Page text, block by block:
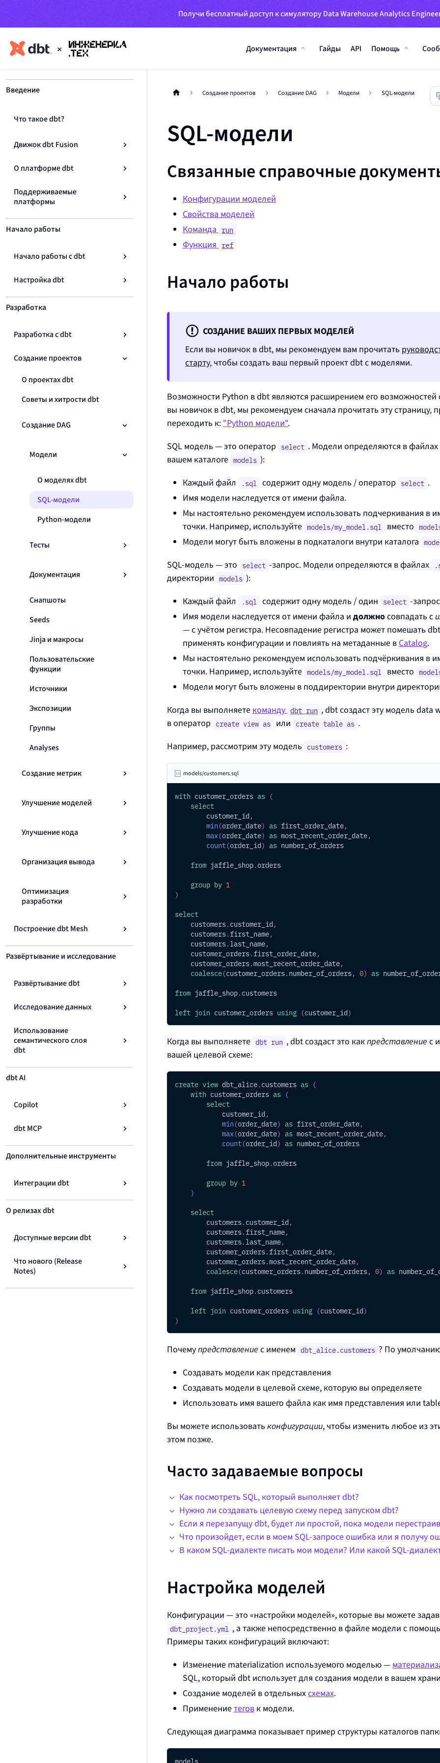
Получи бесплатный доступ к симулятору Data Warehouse Analytics
Документация Гайды API Помощь
Введение
Что такое dbt?
Движок dbt Fusion
О платформе dbt
Поддерживаемые
платформы
Начало работы
Начало работы с dbt
Настройка dbt
Разработка
Разработка с dbt
Создание проектов
О проектах dbt
Советы и хитрости dbt
Создание DAG
Модели
О моделях dbt
SQL-модели
Python-модели
Тесты
Документация
Снапшоты
Seeds
Jinja и макросы
Пользовательские
функции
Источники
Экспозиции
Группы
Analyses
Создание метрик
Улучшение моделей
Улучшение кода
Организация вывода
Оптимизация
разработки
Построение dbt Mesh
Развёртывание и исследование
Развёртывание dbt
Исследование данных
Использование
семантического слоя
dbt
dbt AI
Copilot
dbt MCP
Дополнительные инструменты
Интеграции dbt
О релизах dbt
Доступные версии dbt
Что нового (Release
Notes)
Создание проектов Создание DAG Модели SQL-модели
SQL-модели
Связанные справочные
Конфигурации моделей
Свойства моделей
Команда run
Функция ref
Начало работы
СОЗДАНИЕ ВАШИХ ПЕРВЫХ МОДЕЛЕЙ
Если вы новичок в dbt, мы рекомендуем вам прочитать
старту, чтобы создать ваш первый проект dbt с моделями.
Возможности Python в dbt являются расширением его возможностей
вы новичок в dbt, мы рекомендуем сначала прочитать эту страницу,
переходить к: "Python модели".
SQL модель — это оператор select . Модели определяются в файлах
вашем каталоге models ):
Каждый файл
.sql содержит одну модель / оператор select .
Имя модели наследуется от имени файла.
Мы настоятельно рекомендуем использовать подчеркивания в
точки. Например, используйте models/my_model.sql вместо
Модели могут быть вложены в подкаталоги внутри каталога
SQL‑модель — это select ‑запрос. Модели определяются в файлах
директории models ):
Каждый файл
.sql содержит одну модель / один select ‑запрос
Имя модели наследуется от имени файла и должносовпадать с
— с учётом регистра. Несовпадение регистра может помешать
применять конфигурации и повлиять на метаданные в Catalog.
Мы настоятельно рекомендуем использовать подчёркивания в
точки. Например, используйте models/my_model.sql вместо
Модели могут быть вложены в поддиректории внутри
Когда вы выполняете команду dbt run , dbt создаст эту модель data
в оператор create view as или create table as .
Например, рассмотрим эту модель customers :
models/customers.sql
with customer_orders as (
select
        customer_id
,
min (order_date) as first_order_date,
max(order_date) as most_recent_order_date,
count(order_id) as number_of_orders
from jaffle_shop. orders
group by 1
)
select
    customers
. customer_id ,
    customers
. first_name,
    customers
. last_name,
    customer_orders
. first_order_date,
    customer_orders
.most_recent_order_date,
coalesce(customer_orders. number_of_orders, 0) as
from jaffle_shop. customers
left join customer_orders using (customer_id)
Когда вы выполняете dbt run , dbt создаст это какпредставление с
вашей целевой схеме:
create view dbt_alice. customers as (
with customer_orders as (
select
            customer_id
,
min (order_date) as first_order_date,
max(order_date) as most_recent_order_date,
count(order_id) as number_of_orders
from jaffle_shop. orders
group by 1
)
select
        customers
. customer_id ,
        customers
. first_name,
        customers
. last_name,
        customer_orders
. first_order_date,
        customer_orders
.most_recent_order_date,
coalesce(customer_orders. number_of_orders, 0) as
from jaffle_shop. customers
left join customer_orders using (customer_id)
)
Почемупредставление с именем dbt_alice.customers ? По
Создавать модели как представления
Создавать модели в целевой схеме, которую вы определяете
Использовать имя вашего файла как имя представления или
Вы можете использовать конфигурации, чтобы изменить любое из
этом позже.
Часто задаваемые вопросы
Как посмотреть SQL, который выполняет dbt?
Нужно ли создавать целевую схему перед запуском dbt?
Если я перезапущу dbt, будет ли простой, пока модели
Что произойдет, если в моем SQL-запросе ошибка или я получу
В каком SQL-диалекте писать мои модели? Или какой SQL-
Настройка моделей
Конфигурации — это «настройки моделей», которые вы можете
dbt_project.yml , а также непосредственно в файле модели с
Примеры таких конфигураций включают:
Изменение materialization используемого моделью —
SQL, который dbt использует для создания модели в вашем
Создание моделей в отдельныхсхемах.
Применениетегов к модели.
Следующая диаграмма показывает пример структуры каталогов
models